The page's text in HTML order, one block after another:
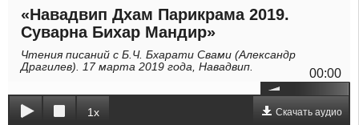
«Навадвип Дхам Парикрама 2019.
Суварна Бихар Мандир»
Чтения писаний с Б.Ч. Бхарати Свами (Александр
Драгилев). 17 марта 2019 года, Навадвип.
00:00
1x Скачать аудио